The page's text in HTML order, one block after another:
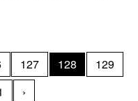
127 128
129
›